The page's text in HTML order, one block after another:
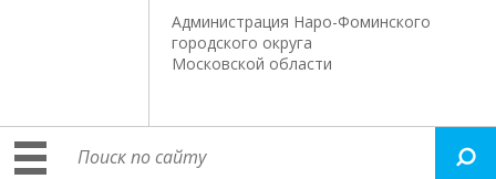
Администрация Наро-Фоминского
городского округа
Московской области